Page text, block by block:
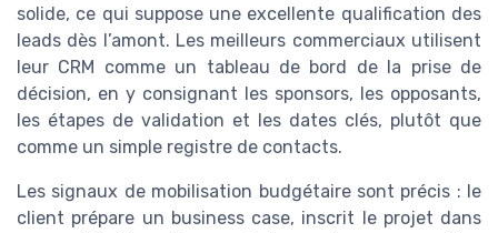
solide, ce qui suppose une excellente qualification des
leads dès l’amont. Les meilleurs commerciaux utilisent
leur CRM comme un tableau de bord de la prise de
décision, en y consignant les sponsors, les opposants,
les étapes de validation et les dates clés, plutôt que
comme un simple registre de contacts.
Les signaux de mobilisation budgétaire sont précis : le
client prépare un business case, inscrit le projet dans